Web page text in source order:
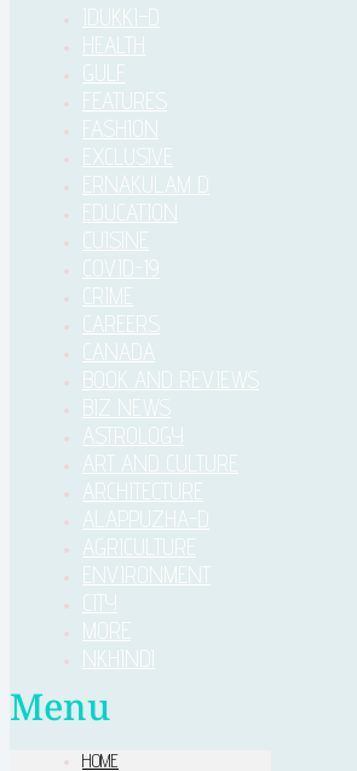
IDUKKI–D
HEALTH
GULF
FEATURES
FASHION
EXCLUSIVE
ERNAKULAM D
EDUCATION
CUISINE
COVID-19
CRIME
CAREERS
CANADA
BOOK AND REVIEWS
BIZ NEWS
ASTROLOGY
ART AND CULTURE
ARCHITECTURE
ALAPPUZHA-D
AGRICULTURE
ENVIRONMENT
CITY
MORE
NKHINDI
Menu
HOME